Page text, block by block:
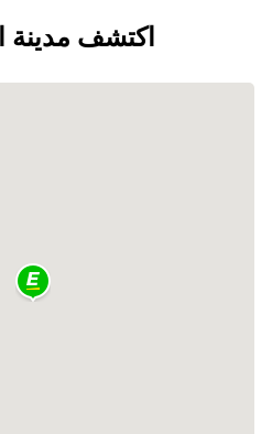
اكتشف مدينة